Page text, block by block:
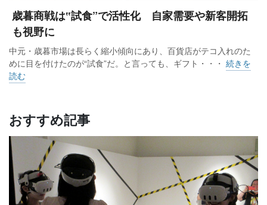
歳暮商戦は‟試食”で活性化 自家需要や新客開拓
も視野に
中元・歳暮市場は長らく縮小傾向にあり、百貨店がテコ入れのた
めに目を付けたのが“試食”だ。と言っても、ギフト・・・ 続きを
読む
おすすめ記事